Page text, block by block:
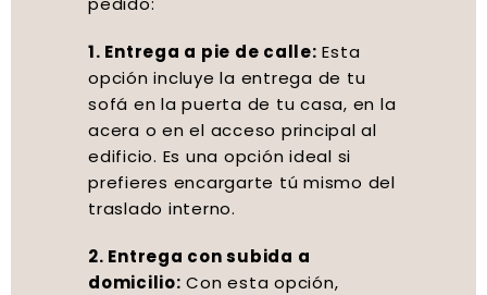
1. Entrega a pie de calle: Esta
opción incluye la entrega de tu
sofá en la puerta de tu casa, en la
acera o en el acceso principal al
edificio. Es una opción ideal si
prefieres encargarte tú mismo del
traslado interno.
2. Entrega con subida a
domicilio: Con esta opción,